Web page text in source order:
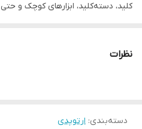
کلید، دسته‌کلید، ابزارهای کوچک و
پوشش ضدخش.
نظرات
دسته‌بندی: ارتوپدی